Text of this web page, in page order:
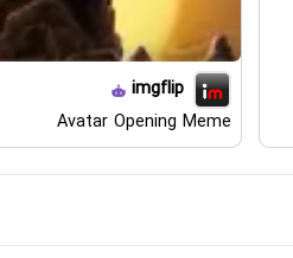
imgflip
Avatar Opening Meme